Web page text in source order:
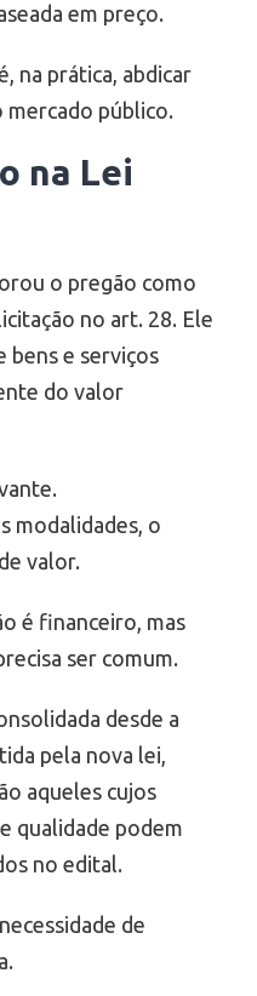
em preço.
na prática, abdicar
mercado público.
na Lei
o pregão como
no art. 28. Ele
bens e serviços
do valor
modalidades, o
valor.
é financeiro, mas
ser comum.
desde a
pela nova lei,
aqueles cujos
qualidade podem
no edital.
de